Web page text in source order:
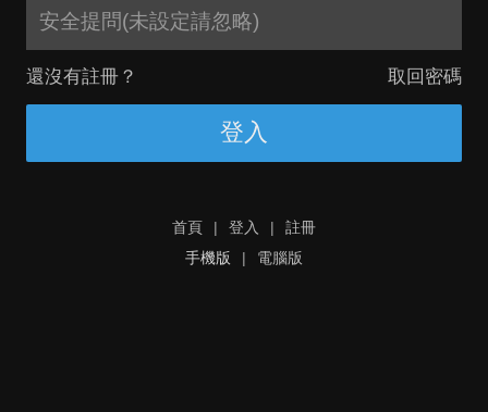
安全提問(未設定請忽略)
還沒有註冊？ 取回密碼
登入
首頁 | 登入 |
註冊
手機版
| 電腦版